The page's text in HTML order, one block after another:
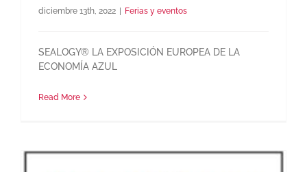
diciembre 13th, 2022 | Ferias y eventos
SEALOGY® LA EXPOSICIÓN EUROPEA DE LA
ECONOMÍA AZUL
Read More